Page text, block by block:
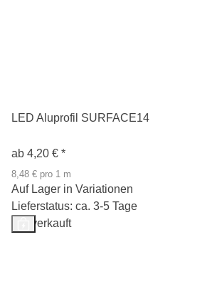
LED Aluprofil SURFACE14
ab 4,20 € *
8,48 € pro 1 m
Auf Lager in Variationen
Lieferstatus: ca. 3-5 Tage
Ausverkauft